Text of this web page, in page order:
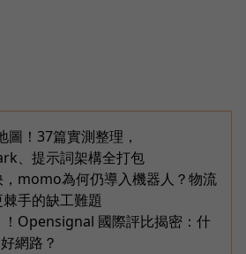
！37篇實測整理，
、提示詞架構全打包
momo為何仍導入機器人？物流
手的缺工難題
Opensignal 國際評比揭密：什
網路？